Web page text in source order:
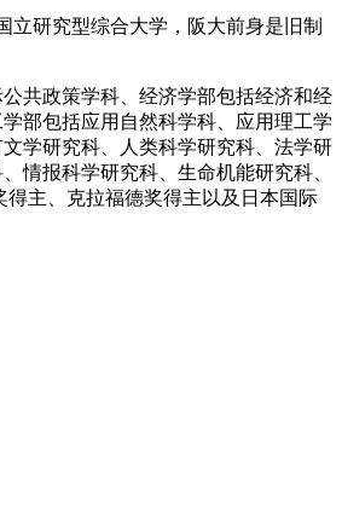
立研究型综合大学，阪大前身是旧制
共政策学科、经济学部包括经济和经
部包括应用自然科学科、应用理工学
学研究科、人类科学研究科、法学研
情报科学研究科、生命机能研究科、
主、克拉福德奖得主以及日本国际